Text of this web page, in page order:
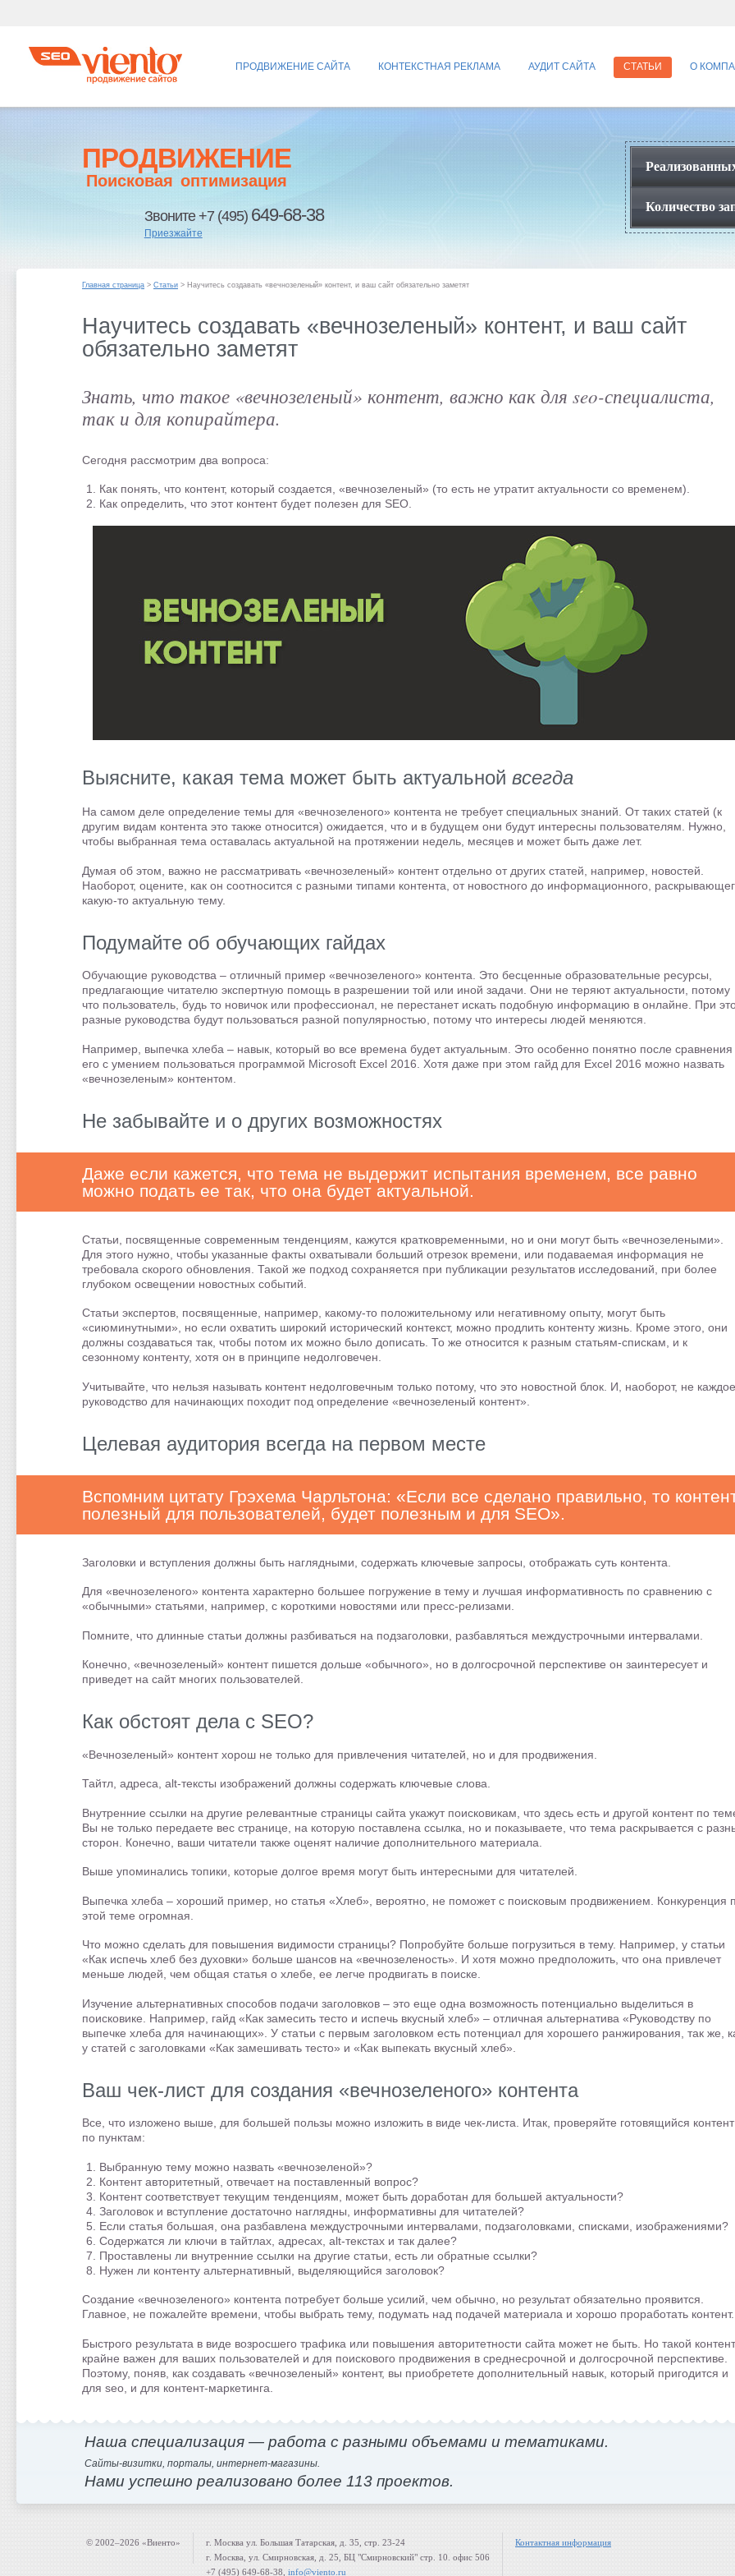
ПРОДВИЖЕНИЕ САЙТА КОНТЕКСТНАЯ РЕКЛАМА АУДИТ САЙТА СТАТЬИ О
ПРОДВИЖЕНИЕ
Поисковая оптимизация
Звоните +7 (495) 649-68-38
Приезжайте
Количество
Главная страница > Статьи > Научитесь создавать «вечнозеленый» контент, и ваш сайт обязательно заметят
Научитесь создавать «вечнозеленый» контент, и ваш сайт
обязательно заметят
Знать, что такое «вечнозеленый» контент, важно как для seo-специалиста,
так и для копирайтера.
Сегодня рассмотрим два вопроса:
Как понять, что контент, который создается, «вечнозеленый» (то есть не утратит актуальности со временем).
Как определить, что этот контент будет полезен для SEO.
Выясните, какая тема может быть актуальной всегда
На самом деле определение темы для «вечнозеленого» контента не требует специальных знаний. От таких статей (к
другим видам контента это также относится) ожидается, что и в будущем они будут интересны пользователям. Нужно,
чтобы выбранная тема оставалась актуальной на протяжении недель, месяцев и может быть даже лет.
Думая об этом, важно не рассматривать «вечнозеленый» контент отдельно от других статей, например, новостей.
Наоборот, оцените, как он соотносится с разными типами контента, от новостного до информационного,
какую-то актуальную тему.
Подумайте об обучающих гайдах
Обучающие руководства – отличный пример «вечнозеленого» контента. Это бесценные образовательные ресурсы,
предлагающие читателю экспертную помощь в разрешении той или иной задачи. Они не теряют актуальности, потому
что пользователь, будь то новичок или профессионал, не перестанет искать подобную информацию в онлайне. При
разные руководства будут пользоваться разной популярностью, потому что интересы людей меняются.
Например, выпечка хлеба – навык, который во все времена будет актуальным. Это особенно понятно после сравнения
его с умением пользоваться программой Microsoft Excel 2016. Хотя даже при этом гайд для Excel 2016 можно назвать
«вечнозеленым» контентом.
Не забывайте и о других возможностях
Даже если кажется, что тема не выдержит испытания временем, все равно
можно подать ее так, что она будет актуальной.
Статьи, посвященные современным тенденциям, кажутся кратковременными, но и они могут быть «вечнозелеными».
Для этого нужно, чтобы указанные факты охватывали больший отрезок времени, или подаваемая информация не
требовала скорого обновления. Такой же подход сохраняется при публикации результатов исследований, при более
глубоком освещении новостных событий.
Статьи экспертов, посвященные, например, какому-то положительному или негативному опыту, могут быть
«сиюминутными», но если охватить широкий исторический контекст, можно продлить контенту жизнь. Кроме этого, они
должны создаваться так, чтобы потом их можно было дописать. То же относится к разным статьям-спискам, и к
сезонному контенту, хотя он в принципе недолговечен.
Учитывайте, что нельзя называть контент недолговечным только потому, что это новостной блок. И, наоборот, не каждое
руководство для начинающих походит под определение «вечнозеленый контент».
Целевая аудитория всегда на первом месте
Вспомним цитату Грэхема Чарльтона: «Если все сделано правильно, то
полезный для пользователей, будет полезным и для SEO».
Заголовки и вступления должны быть наглядными, содержать ключевые запросы, отображать суть контента.
Для «вечнозеленого» контента характерно большее погружение в тему и лучшая информативность по сравнению с
«обычными» статьями, например, с короткими новостями или пресс-релизами.
Помните, что длинные статьи должны разбиваться на подзаголовки, разбавляться междустрочными интервалами.
Конечно, «вечнозеленый» контент пишется дольше «обычного», но в долгосрочной перспективе он заинтересует и
приведет на сайт многих пользователей.
Как обстоят дела с SEO?
«Вечнозеленый» контент хорош не только для привлечения читателей, но и для продвижения.
Тайтл, адреса, alt-тексты изображений должны содержать ключевые слова.
Внутренние ссылки на другие релевантные страницы сайта укажут поисковикам, что здесь есть и другой контент по
Вы не только передаете вес странице, на которую поставлена ссылка, но и показываете, что тема раскрывается с
сторон. Конечно, ваши читатели также оценят наличие дополнительного материала.
Выше упоминались топики, которые долгое время могут быть интересными для читателей.
Выпечка хлеба – хороший пример, но статья «Хлеб», вероятно, не поможет с поисковым продвижением. Конкуренция
этой теме огромная.
Что можно сделать для повышения видимости страницы? Попробуйте больше погрузиться в тему. Например, у статьи
«Как испечь хлеб без духовки» больше шансов на «вечнозеленость». И хотя можно предположить, что она привлечет
меньше людей, чем общая статья о хлебе, ее легче продвигать в поиске.
Изучение альтернативных способов подачи заголовков – это еще одна возможность потенциально выделиться в
поисковике. Например, гайд «Как замесить тесто и испечь вкусный хлеб» – отличная альтернатива «Руководству по
выпечке хлеба для начинающих». У статьи с первым заголовком есть потенциал для хорошего ранжирования, так же,
у статей с заголовками «Как замешивать тесто» и «Как выпекать вкусный хлеб».
Ваш чек-лист для создания «вечнозеленого» контента
Все, что изложено выше, для большей пользы можно изложить в виде чек-листа. Итак, проверяйте готовящийся контент
по пунктам:
Выбранную тему можно назвать «вечнозеленой»?
Контент авторитетный, отвечает на поставленный вопрос?
Контент соответствует текущим тенденциям, может быть доработан для большей актуальности?
Заголовок и вступление достаточно наглядны, информативны для читателей?
Если статья большая, она разбавлена междустрочными интервалами, подзаголовками, списками, изображениями?
Содержатся ли ключи в тайтлах, адресах, alt-текстах и так далее?
Проставлены ли внутренние ссылки на другие статьи, есть ли обратные ссылки?
Нужен ли контенту альтернативный, выделяющийся заголовок?
Создание «вечнозеленого» контента потребует больше усилий, чем обычно, но результат обязательно проявится.
Главное, не пожалейте времени, чтобы выбрать тему, подумать над подачей материала и хорошо проработать контент.
Быстрого результата в виде возросшего трафика или повышения авторитетности сайта может не быть. Но такой контент
крайне важен для ваших пользователей и для поискового продвижения в среднесрочной и долгосрочной перспективе.
Поэтому, поняв, как создавать «вечнозеленый» контент, вы приобретете дополнительный навык, который пригодится и
для seo, и для контент-маркетинга.
Наша специализация — работа с разными объемами и тематиками.
Сайты-визитки, порталы, интернет-магазины.
Нами успешно реализовано более 113 проектов.
© 2002–2026 «Виенто»
г. Москва ул. Большая Татарская, д. 35, стр. 23-24
г. Москва, ул. Смирновская, д. 25, БЦ "Смирновский" стр. 10. офис 506
+7 (495) 649-68-38, info@viento.ru
Контактная информация